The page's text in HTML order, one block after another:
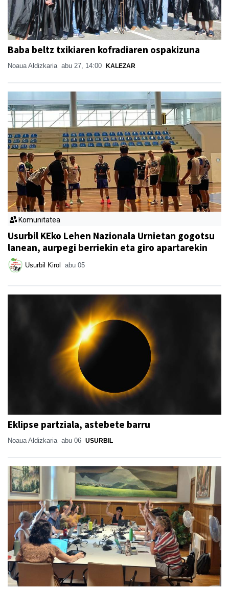
Baba beltz txikiaren kofradiaren ospakizuna
Noaua Aldizkaria abu 27, 14:00 KALEZAR
Komunitatea
Usurbil KEko Lehen Nazionala Urnietan gogotsu
lanean, aurpegi berriekin eta giro apartarekin
Usurbil Kirol abu 05
Eklipse partziala, astebete barru
Noaua Aldizkaria abu 06 USURBIL